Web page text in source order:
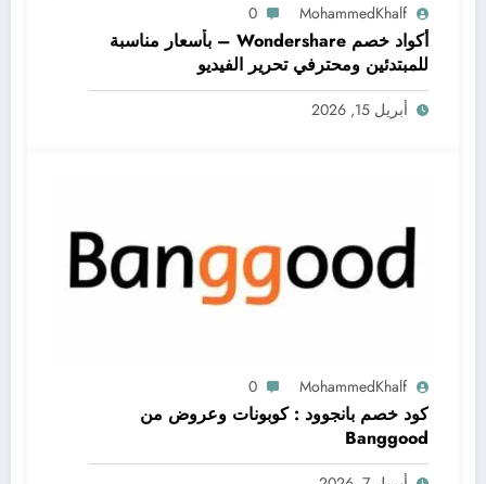
MohammedKhalf
0
أكواد خصم Wondershare – بأسعار مناسبة
للمبتدئين ومحترفي تحرير الفيديو
أبريل 15, 2026
MohammedKhalf
0
كود خصم بانجوود : كوبونات وعروض من
Banggood